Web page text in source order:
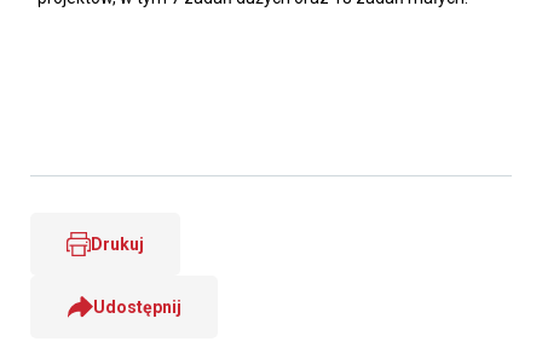
Drukuj
Udostępnij